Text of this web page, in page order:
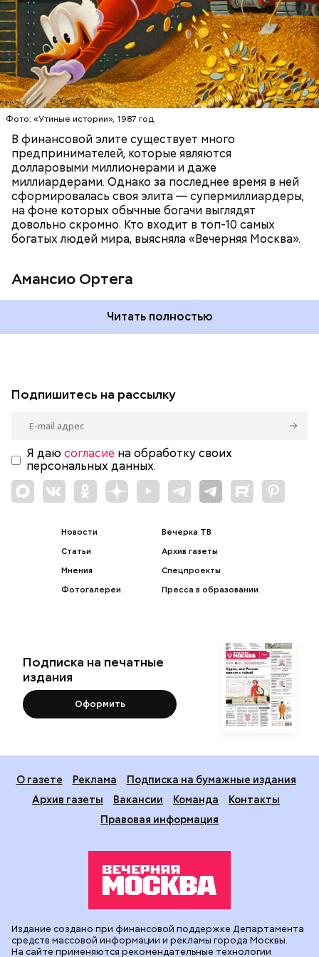
Фото: «Утиные истории», 1987 год
В финансовой элите существует много
предпринимателей, которые являются
долларовыми миллионерами и даже
миллиардерами. Однако за последнее время в ней
сформировалась своя элита — супермиллиардеры,
на фоне которых обычные богачи выглядят
довольно скромно. Кто входит в топ-10 самых
богатых людей мира, выясняла «Вечерняя Москва».
Амансио Ортега
Фото: Shutterstock
Читать полностью
БОГАТСТВО
БИЗНЕС
ПРЕДПРИНИМАТЕЛИ
МИЛЛИАРДЕРЫ
ДЕНЬГИ
Подпишитесь на рассылку
Я даю согласие на обработку своих
персональных данных.
Новости
Статьи
Мнения
Фотогалереи
Вечерка ТВ
Архив газеты
Спецпроекты
Пресса в образовании
Подписка на печатные
издания
Оформить
О газете Реклама
Подписка на бумажные издания
Архив газеты
Вакансии Команда
Контакты
Правовая информация
Издание создано при финансовой поддержке Департамента
средств массовой информации и рекламы города Москвы.
На сайте применяются рекомендательные технологии